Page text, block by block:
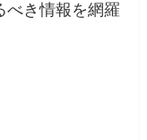
べき情報を網羅